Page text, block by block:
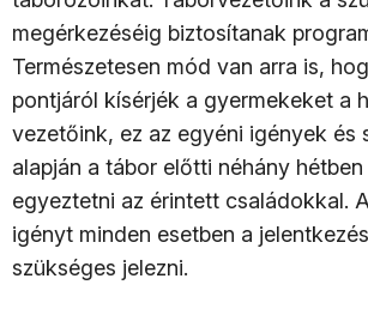
megérkezéséig biztosítanak
Természetesen mód van arra is,
pontjáról kísérjék a gyermekeket a
vezetőink, ez az egyéni igények és
alapján a tábor előtti néhány
egyeztetni az érintett családokkal.
igényt minden esetben a
szükséges jelezni.